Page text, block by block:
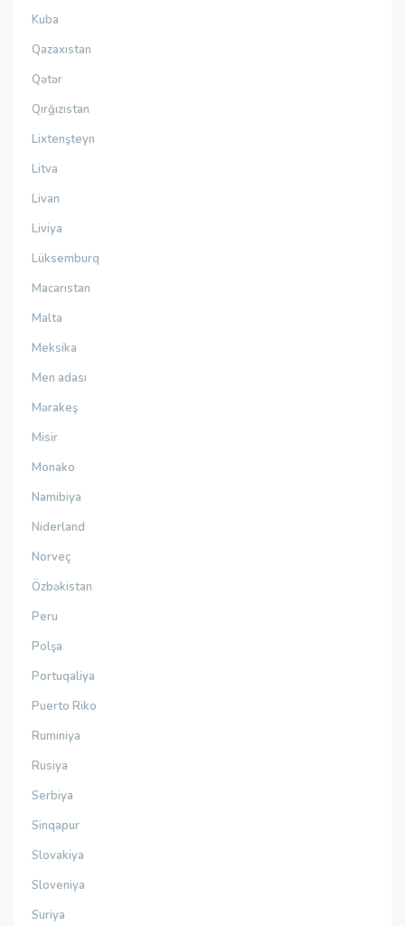
Kuba
Qazaxıstan
Qətər
Qırğızıstan
Lixtenşteyn
Litva
Livan
Liviya
Lüksemburq
Macarıstan
Malta
Meksika
Men adası
Mərakeş
Misir
Monako
Namibiya
Niderland
Norveç
Özbəkistan
Peru
Polşa
Portuqaliya
Puerto Riko
Rumıniya
Rusiya
Serbiya
Sinqapur
Slovakiya
Sloveniya
Suriya